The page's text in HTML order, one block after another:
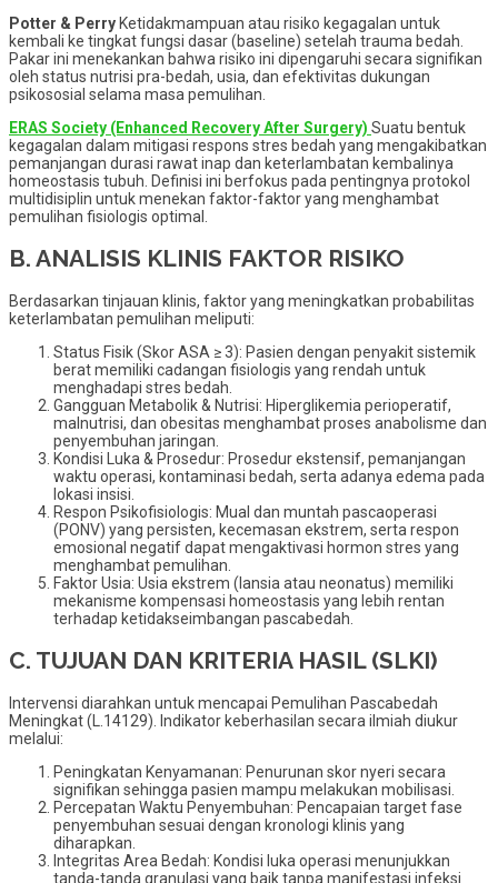
Potter & Perry Ketidakmampuan atau risiko kegagalan untuk
kembali ke tingkat fungsi dasar (baseline) setelah trauma bedah.
Pakar ini menekankan bahwa risiko ini dipengaruhi secara signifikan
oleh status nutrisi pra-bedah, usia, dan efektivitas dukungan
psikososial selama masa pemulihan.
ERAS Society (Enhanced Recovery After Surgery) Suatu bentuk
kegagalan dalam mitigasi respons stres bedah yang mengakibatkan
pemanjangan durasi rawat inap dan keterlambatan kembalinya
homeostasis tubuh. Definisi ini berfokus pada pentingnya protokol
multidisiplin untuk menekan faktor-faktor yang menghambat
pemulihan fisiologis optimal.
B. ANALISIS KLINIS FAKTOR RISIKO
Berdasarkan tinjauan klinis, faktor yang meningkatkan probabilitas
keterlambatan pemulihan meliputi:
Status Fisik (Skor ASA ≥ 3): Pasien dengan penyakit sistemik
berat memiliki cadangan fisiologis yang rendah untuk
menghadapi stres bedah.
Gangguan Metabolik & Nutrisi: Hiperglikemia perioperatif,
malnutrisi, dan obesitas menghambat proses anabolisme dan
penyembuhan jaringan.
Kondisi Luka & Prosedur: Prosedur ekstensif, pemanjangan
waktu operasi, kontaminasi bedah, serta adanya edema pada
lokasi insisi.
Respon Psikofisiologis: Mual dan muntah pascaoperasi
(PONV) yang persisten, kecemasan ekstrem, serta respon
emosional negatif dapat mengaktivasi hormon stres yang
menghambat pemulihan.
Faktor Usia: Usia ekstrem (lansia atau neonatus) memiliki
mekanisme kompensasi homeostasis yang lebih rentan
terhadap ketidakseimbangan pascabedah.
C. TUJUAN DAN KRITERIA HASIL (SLKI)
Intervensi diarahkan untuk mencapai Pemulihan Pascabedah
Meningkat (L.14129). Indikator keberhasilan secara ilmiah diukur
melalui:
Peningkatan Kenyamanan: Penurunan skor nyeri secara
signifikan sehingga pasien mampu melakukan mobilisasi.
Percepatan Waktu Penyembuhan: Pencapaian target fase
penyembuhan sesuai dengan kronologi klinis yang
diharapkan.
Integritas Area Bedah: Kondisi luka operasi menunjukkan
tanda-tanda granulasi yang baik tanpa manifestasi infeksi